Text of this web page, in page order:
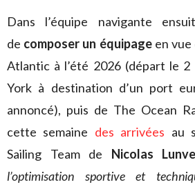
Dans l’équipe navigante
de composer un équipageen vue
Atlantic à l’été 2026 (départ le
York à destination d’un port
annoncé), puis de The Ocean
cette semaine des arrivées au
Sailing Team de Nicolas
l’optimisation sportive et